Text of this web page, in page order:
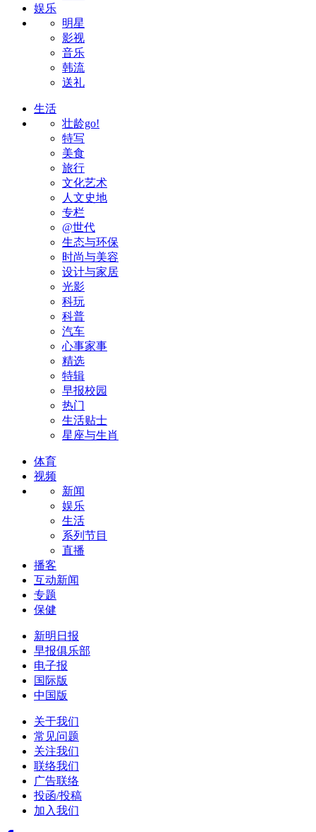
娱乐
明星
影视
音乐
韩流
送礼
生活
壮龄go!
特写
美食
旅行
文化艺术
人文史地
专栏
@世代
生态与环保
时尚与美容
设计与家居
光影
科玩
科普
汽车
心事家事
精选
特辑
早报校园
热门
生活贴士
星座与生肖
体育
视频
新闻
娱乐
生活
系列节目
直播
播客
互动新闻
专题
保健
新明日报
早报俱乐部
电子报
国际版
中国版
关于我们
常见问题
关注我们
联络我们
广告联络
投函/投稿
加入我们